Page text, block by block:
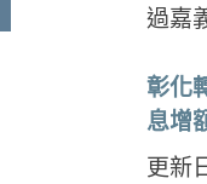
過嘉
彰化
息增
更新